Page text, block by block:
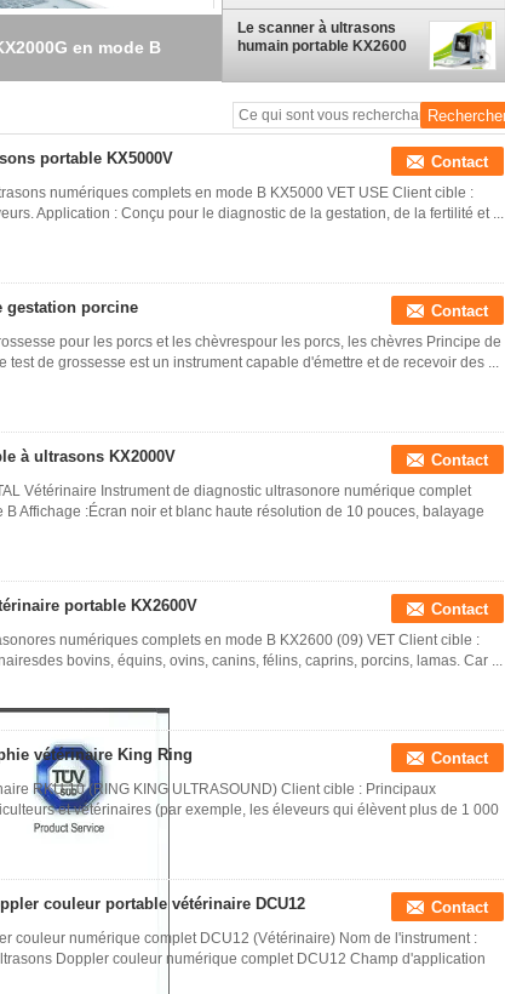
en mode B
Le scanner à ultrasons
humain portable KX2600
portable KX5000V Contact
numériques complets en mode B KX5000 VET USE Client cible :
Application : Conçu pour le diagnostic de la gestation, de la fertilité et ...
gestation porcine Contact
pour les porcs et les chèvrespour les porcs, les chèvres Principe de
test de grossesse est un instrument capable d'émettre et de recevoir des ...
à ultrasons KX2000V Contact
Vétérinaire Instrument de diagnostic ultrasonore numérique complet
B Affichage :Écran noir et blanc haute résolution de 10 pouces, balayage
portable KX2600V Contact
numériques complets en mode B KX2600 (09) VET Client cible :
bovins, équins, ovins, canins, félins, caprins, porcins, lamas. Car ...
vétérinaire King Ring Contact
RKU 10 (RING KING ULTRASOUND) Client cible : Principaux
et vétérinaires (par exemple, les éleveurs qui élèvent plus de 1 000
couleur portable vétérinaire DCU12 Contact
couleur numérique complet DCU12 (Vétérinaire) Nom de l'instrument :
Doppler couleur numérique complet DCU12 Champ d'application